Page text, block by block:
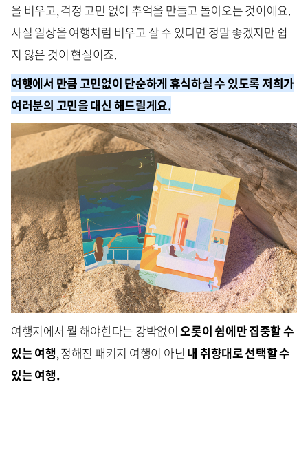
을 비우고, 걱정 고민 없이 추억을 만들고 돌아오는 것이에요.
사실 일상을 여행처럼 비우고 살 수 있다면 정말 좋겠지만 쉽
지 않은 것이 현실이죠.
여행에서 만큼 고민없이 단순하게 휴식하실 수 있도록 저희가
여러분의 고민을 대신 해드릴게요.
여행지에서 뭘 해야한다는 강박없이오롯이 쉼에만 집중할 수
있는 여행, 정해진 패키지 여행이 아닌 내 취향대로 선택할 수
있는 여행.